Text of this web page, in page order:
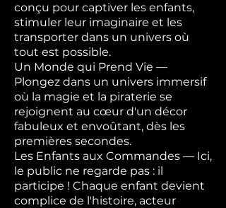
conçu pour captiver les enfants,
stimuler leur imaginaire et les
transporter dans un univers où
tout est possible.
Un Monde qui Prend Vie —
Plongez dans un univers immersif
où la magie et la piraterie se
rejoignent au cœur d'un décor
fabuleux et envoûtant, dès les
premières secondes.
Les Enfants aux Commandes — Ici,
le public ne regarde pas : il
participe ! Chaque enfant devient
complice de l'histoire, acteur